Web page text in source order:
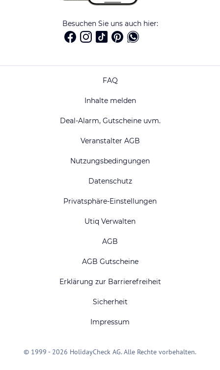
Besuchen Sie uns auch hier:
FAQ
Inhalte melden
Deal-Alarm, Gutscheine uvm.
Veranstalter AGB
Nutzungsbedingungen
Datenschutz
Privatsphäre-Einstellungen
Utiq Verwalten
AGB
AGB Gutscheine
Erklärung zur Barrierefreiheit
Sicherheit
Impressum
© 1999 - 2026 HolidayCheck AG. Alle Rechte vorbehalten.